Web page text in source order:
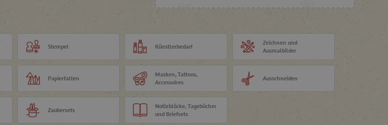
Stempel Künstlerbedarf
Zeichnen und
Ausmalbilder
Papierfalten
Masken, Tattoos,
Accessoires
Ausschneiden
Zaubersets
Notizblöcke, Tagebücher
und Briefsets